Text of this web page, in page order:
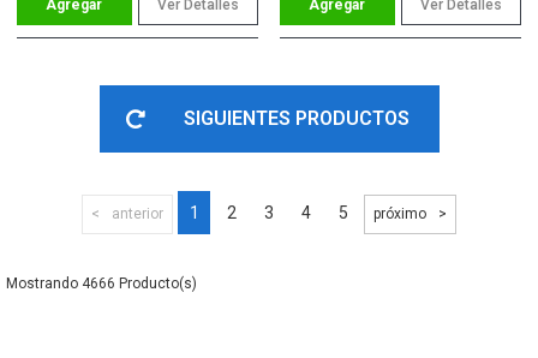
Ver Detalles Ver Detalles
SIGUIENTES PRODUCTOS
anterior 1 2 3 4 5 próximo
4666